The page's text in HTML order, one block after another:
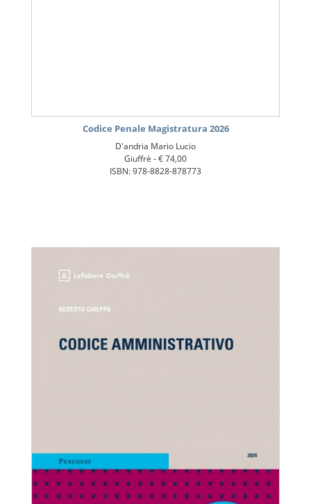
Codice Penale Magistratura 2026
D'andria Mario Lucio
Giuffrè -€ 74,00
ISBN: 978-8828-878773